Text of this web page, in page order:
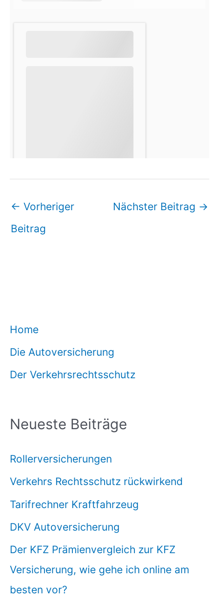
← Vorheriger
Beitrag
Nächster Beitrag →
Home
Die Autoversicherung
Der Verkehrsrechtsschutz
Neueste Beiträge
Rollerversicherungen
Verkehrs Rechtsschutz rückwirkend
Tarifrechner Kraftfahrzeug
DKV Autoversicherung
Der KFZ Prämienvergleich zur KFZ
Versicherung, wie gehe ich online am
besten vor?